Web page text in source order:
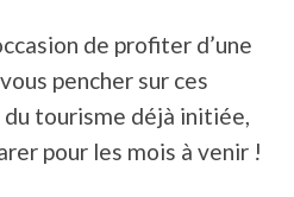
de profiter d’une
pencher sur ces
tourisme déjà initiée,
pour les mois à venir !